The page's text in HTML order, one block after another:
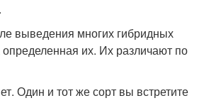
выведения многих гибридных
их. Их различают по
Один и тот же сорт вы встретите